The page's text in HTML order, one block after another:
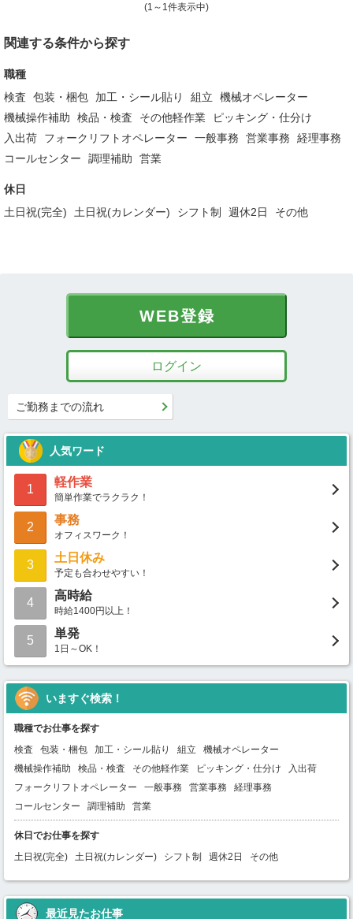
(1～1件表示中)
関連する条件から探す
職種
検査
包装・梱包 加工・シール貼り 組立
機械オペレーター
機械操作補助
検品・検査 その他軽作業
ピッキング・仕分け
入出荷
フォークリフトオペレーター 一般事務 営業事務
経理事務
コールセンター
調理補助 営業
休日
土日祝(完全)
土日祝(カレンダー) シフト制 週休2日 その他
WEB登録
ログイン
ご勤務までの流れ
人気ワード
1
軽作業
簡単作業でラクラク！
2
事務
オフィスワーク！
3
土日休み
予定も合わせやすい！
4
高時給
時給1400円以上！
5
単発
1日～OK！
いますぐ検索！
職種でお仕事を探す
検査
包装・梱包 加工・シール貼り 組立
機械オペレーター
機械操作補助
検品・検査 その他軽作業 ピッキング・仕分け
入出荷
フォークリフトオペレーター
一般事務 営業事務
経理事務
コールセンター
調理補助 営業
休日でお仕事を探す
土日祝(完全)
土日祝(カレンダー) シフト制 週休2日 その他
最近見たお仕事